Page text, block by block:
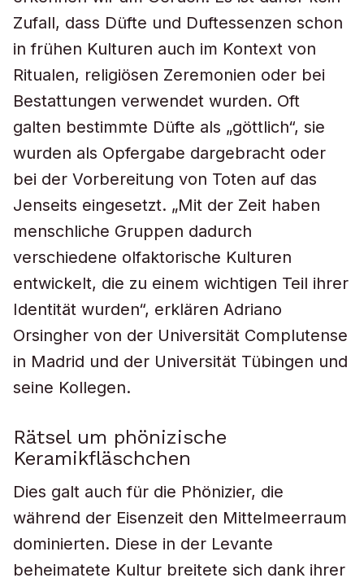
Zufall, dass Düfte und Duftessenzen schon
in frühen Kulturen auch im Kontext von
Ritualen, religiösen Zeremonien oder bei
Bestattungen verwendet wurden. Oft
galten bestimmte Düfte als „göttlich“, sie
wurden als Opfergabe dargebracht oder
bei der Vorbereitung von Toten auf das
Jenseits eingesetzt. „Mit der Zeit haben
menschliche Gruppen dadurch
verschiedene olfaktorische Kulturen
entwickelt, die zu einem wichtigen Teil ihrer
Identität wurden“, erklären Adriano
Orsingher von der Universität Complutense
in Madrid und der Universität Tübingen und
seine Kollegen.
Rätsel um phönizische
Keramikfläschchen
Dies galt auch für die Phönizier, die
während der Eisenzeit den Mittelmeerraum
dominierten. Diese in der Levante
beheimatete Kultur breitete sich dank ihrer